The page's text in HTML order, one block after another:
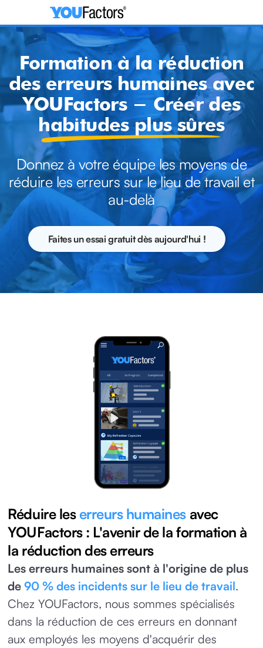
Formation à la réduction
des erreurs humaines avec
YOUFactors - Créer des
habitudes plus sûres
Donnez à votre équipe les moyens de
réduire les erreurs sur le lieu de travail et
au-delà
Faites un essai gratuit dès aujourd'hui !
Réduire leserreurs humaines avec
YOUFactors : L'avenir de la formation à
la réduction des erreurs
Les erreurs humaines sont à l'origine de plus
de90 % des incidents sur le lieu de travail.
Chez YOUFactors, nous sommes spécialisés
dans la réduction de ces erreurs en donnant
aux employés les moyens d'acquérir des